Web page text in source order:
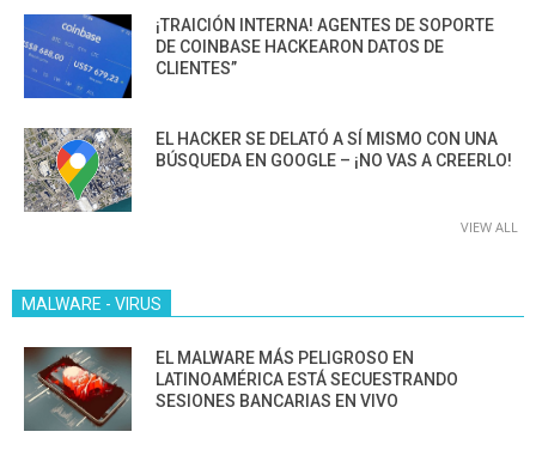
¡TRAICIÓN INTERNA! AGENTES DE SOPORTE
DE COINBASE HACKEARON DATOS DE
CLIENTES”
EL HACKER SE DELATÓ A SÍ MISMO CON UNA
BÚSQUEDA EN GOOGLE – ¡NO VAS A CREERLO!
VIEW ALL
MALWARE - VIRUS
EL MALWARE MÁS PELIGROSO EN
LATINOAMÉRICA ESTÁ SECUESTRANDO
SESIONES BANCARIAS EN VIVO